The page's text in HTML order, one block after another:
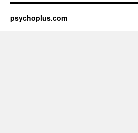
psychoplus.com